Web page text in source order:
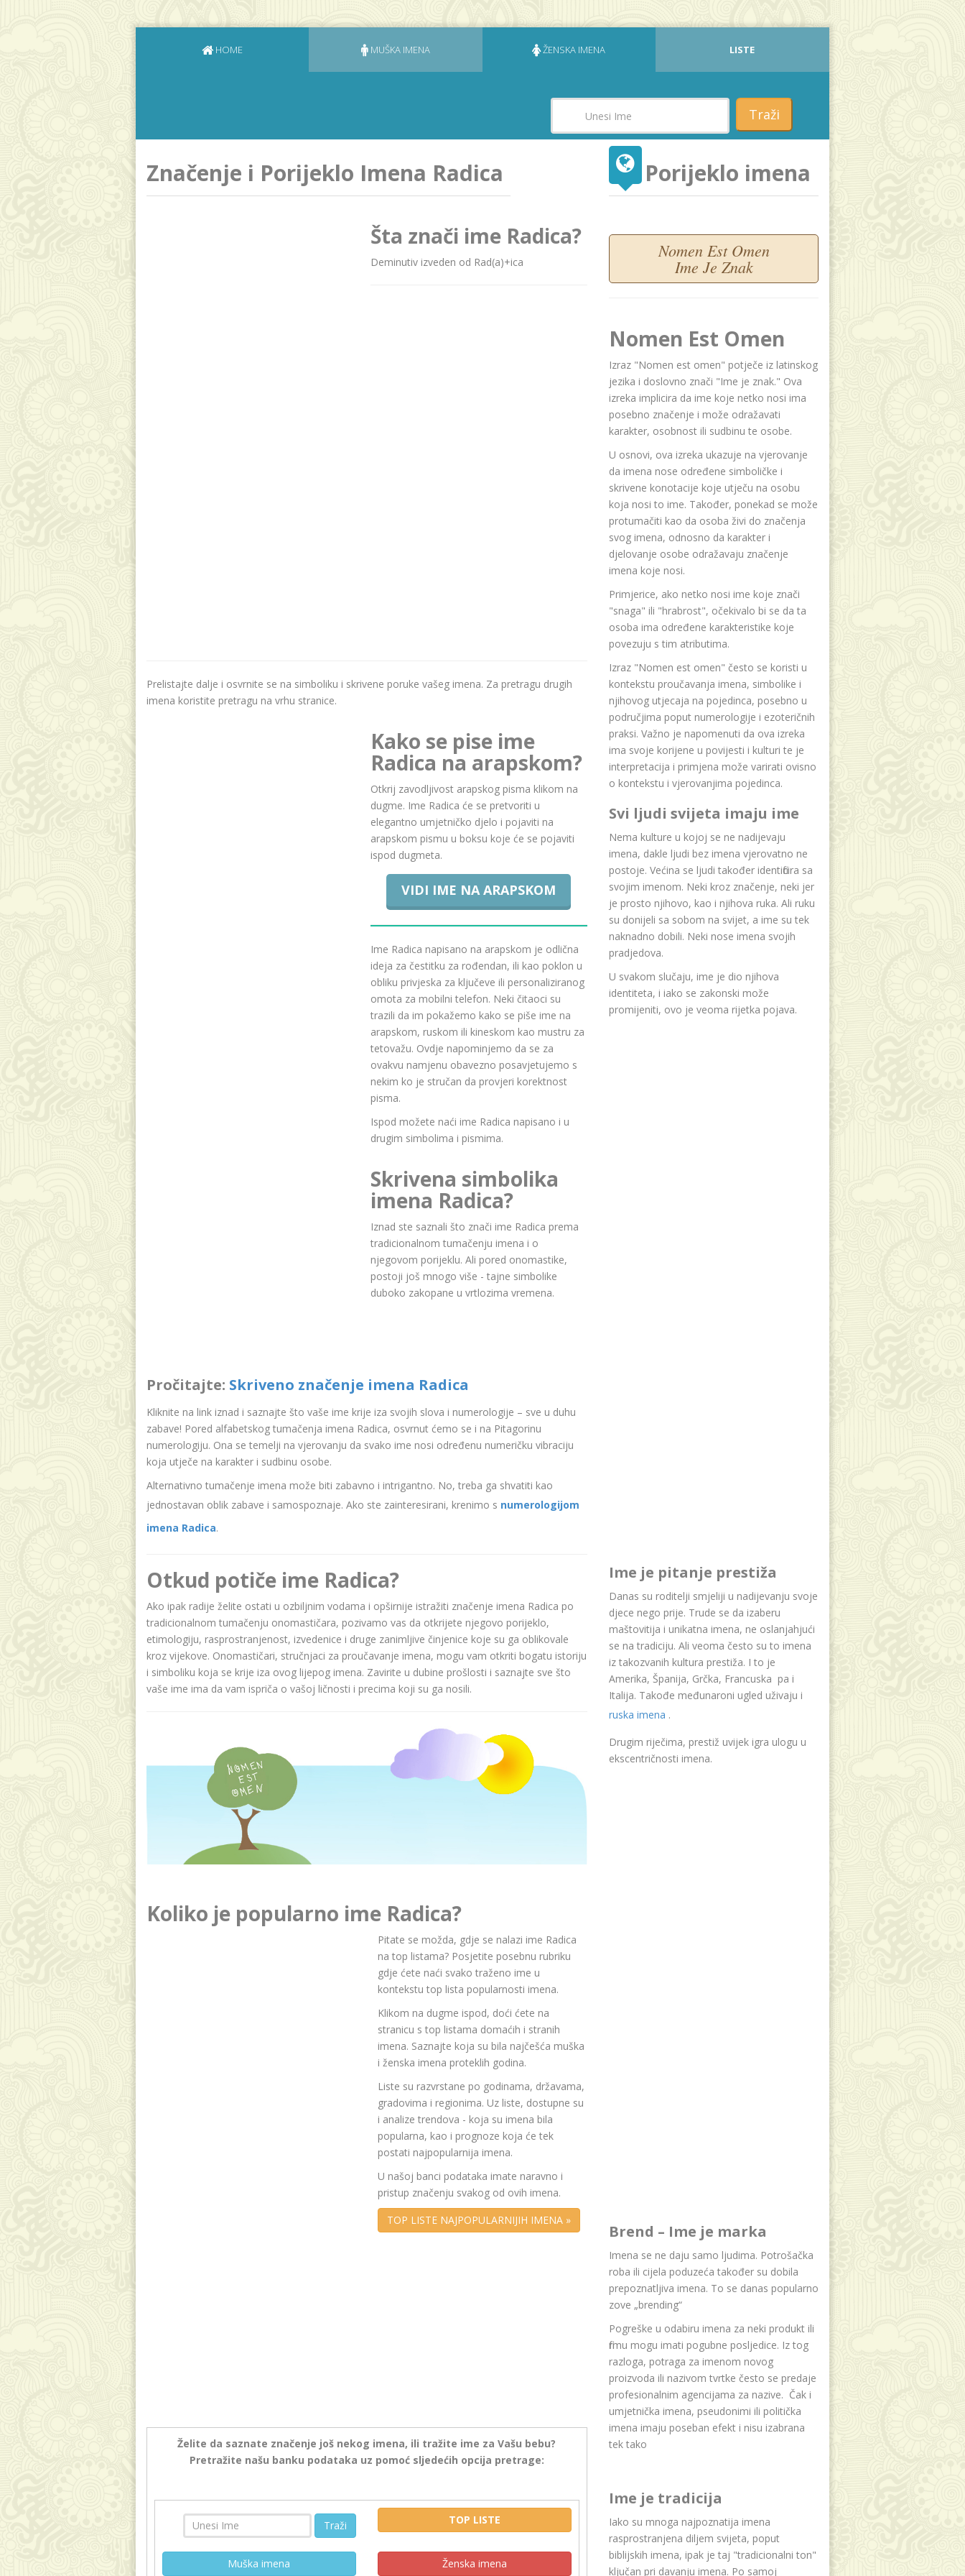
HOME MUŠKA IMENA ŽENSKA IMENA LISTE
Traži
Značenje i Porijeklo Imena Radica
Šta znači ime Radica?
Deminutiv izveden od Rаd(а)+icа
Prelistajte dalje i osvrnite se na simboliku i skrivene poruke vašeg imena. Za pretragu drugih
imena koristite pretragu na vrhu stranice.
Kako se pise ime
Radica na arapskom?
Otkrij zavodljivost arapskog pisma klikom na
dugme. Ime Radica će se pretvoriti u
elegantno umjetničko djelo i pojaviti na
arapskom pismu u boksu koje će se pojaviti
ispod dugmeta.
VIDI IME NA ARAPSKOM
Ime Radica napisano na arapskom je odlična
ideja za čestitku za rođendan, ili kao poklon u
obliku privjeska za ključeve ili personaliziranog
omota za mobilni telefon. Neki čitaoci su
trazili da im pokažemo kako se piše ime na
arapskom, ruskom ili kineskom kao mustru za
tetovažu. Ovdje napominjemo da se za
ovakvu namjenu obavezno posavjetujemo s
nekim ko je stručan da provjeri korektnost
pisma.
Ispod možete naći ime Radica napisano i u
drugim simbolima i pismima.
Skrivena simbolika
imena Radica?
Iznad ste saznali što znači ime Radica prema
tradicionalnom tumačenju imena i o
njegovom porijeklu. Ali pored onomastike,
postoji još mnogo više - tajne simbolike
duboko zakopane u vrtlozima vremena.
Pročitajte: Skriveno značenje imena Radica
Kliknite na link iznad i saznajte što vaše ime krije iza svojih slova i numerologije – sve u duhu
zabave! Pored alfabetskog tumačenja imena Radica, osvrnut ćemo se i na Pitagorinu
numerologiju. Ona se temelji na vjerovanju da svako ime nosi određenu numeričku vibraciju
koja utječe na karakter i sudbinu osobe.
Alternativno tumačenje imena može biti zabavno i intrigantno. No, treba ga shvatiti kao
jednostavan oblik zabave i samospoznaje. Ako ste zainteresirani, krenimo s numerologijom
imena Radica.
Otkud potiče ime Radica?
Ako ipak radije želite ostati u ozbiljnim vodama i opširnije istražiti značenje imena Radica po
tradicionalnom tumačenju onomastičara, pozivamo vas da otkrijete njegovo porijeklo,
etimologiju, rasprostranjenost, izvedenice i druge zanimljive činjenice koje su ga oblikovale
kroz vijekove. Onomastičari, stručnjaci za proučavanje imena, mogu vam otkriti bogatu istoriju
i simboliku koja se krije iza ovog lijepog imena. Zavirite u dubine prošlosti i saznajte sve što
vaše ime ima da vam ispriča o vašoj ličnosti i precima koji su ga nosili.
Koliko je popularno ime Radica?
Pitate se možda, gdje se nalazi ime Radica
na top listama? Posjetite posebnu rubriku
gdje ćete naći svako traženo ime u
kontekstu top lista popularnosti imena.
Klikom na dugme ispod, doći ćete na
stranicu s top listama domaćih i stranih
imena. Saznajte koja su bila najčešća muška
i ženska imena proteklih godina.
Liste su razvrstane po godinama, državama,
gradovima i regionima. Uz liste, dostupne su
i analize trendova - koja su imena bila
popularna, kao i prognoze koja će tek
postati najpopularnija imena.
U našoj banci podataka imate naravno i
pristup značenju svakog od ovih imena.
TOP LISTE NAJPOPULARNIJIH IMENA »
Želite da saznate značenje još nekog imena, ili tražite ime za Vašu bebu?
Pretražite našu banku podataka uz pomoć sljedećih opcija pretrage:
Traži TOP LISTE
Muška imena Ženska imena
Porijeklo imena
Nomen Est Omen
Ime Je Znak
Nomen Est Omen
Izraz "Nomen est omen" potječe iz latinskog
jezika i doslovno znači "Ime je znak." Ova
izreka implicira da ime koje netko nosi ima
posebno značenje i može odražavati
karakter, osobnost ili sudbinu te osobe.
U osnovi, ova izreka ukazuje na vjerovanje
da imena nose određene simboličke i
skrivene konotacije koje utječu na osobu
koja nosi to ime. Također, ponekad se može
protumačiti kao da osoba živi do značenja
svog imena, odnosno da karakter i
djelovanje osobe odražavaju značenje
imena koje nosi.
Primjerice, ako netko nosi ime koje znači
"snaga" ili "hrabrost", očekivalo bi se da ta
osoba ima određene karakteristike koje
povezuju s tim atributima.
Izraz "Nomen est omen" često se koristi u
kontekstu proučavanja imena, simbolike i
njihovog utjecaja na pojedinca, posebno u
područjima poput numerologije i ezoteričnih
praksi. Važno je napomenuti da ova izreka
ima svoje korijene u povijesti i kulturi te je
interpretacija i primjena može varirati ovisno
o kontekstu i vjerovanjima pojedinca.
Svi ljudi svijeta imaju ime
Nema kulture u kojoj se ne nadijevaju
imena, dakle ljudi bez imena vjerovatno ne
postoje. Većina se ljudi također identificira sa
svojim imenom. Neki kroz značenje, neki jer
je prosto njihovo, kao i njihova ruka. Ali ruku
su donijeli sa sobom na svijet, a ime su tek
naknadno dobili. Neki nose imena svojih
pradjedova.
U svakom slučaju, ime je dio njihova
identiteta, i iako se zakonski može
promijeniti, ovo je veoma rijetka pojava.
Ime je pitanje prestiža
Danas su roditelji smjeliji u nadijevanju svoje
djece nego prije. Trude se da izaberu
maštovitija i unikatna imena, ne oslanjahjući
se na tradiciju. Ali veoma često su to imena
iz takozvanih kultura prestiža. I to je
Amerika, Španija, Grčka, Francuska pa i
Italija. Takođe međunaroni ugled uživaju i
ruska imena .
Drugim riječima, prestiž uvijek igra ulogu u
ekscentričnosti imena.
Brend – Ime je marka
Imena se ne daju samo ljudima. Potrošačka
roba ili cijela poduzeća također su dobila
prepoznatljiva imena. To se danas popularno
zove „brending“
Pogreške u odabiru imena za neki produkt ili
firmu mogu imati pogubne posljedice. Iz tog
razloga, potraga za imenom novog
proizvoda ili nazivom tvrtke često se predaje
profesionalnim agencijama za nazive. Čak i
umjetnička imena, pseudonimi ili politička
imena imaju poseban efekt i nisu izabrana
tek tako
Ime je tradicija
Iako su mnoga najpoznatija imena
rasprostranjena diljem svijeta, poput
biblijskih imena, ipak je taj "tradicionalni ton"
ključan pri davanju imena. Po samoj